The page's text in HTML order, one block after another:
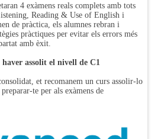
4 exàmens reals complets amb tots
Reading & Use of English i
de pràctica, els alumnes rebran i
pràctiques per evitar els errors més
amb èxit.
haver assolit el nivell de C1
et recomanem un curs assolir-lo
te per als exàmens de